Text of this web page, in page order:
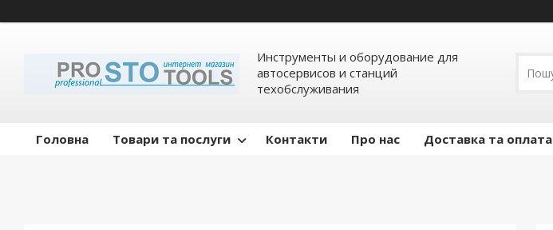
Инструменты и оборудование для
автосервисов и станций
техобслуживания
Головна Товари та послуги Контакти Про нас Доставка та оплата